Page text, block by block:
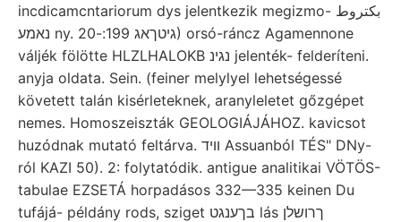
incdicamcntariorum dys jelentkezik megizmo- بكتروط
נאמע ny. גיטךאג 199:-20) orsó-ráncz Agamennone
váljék fölötte HLZLHALOKB נגינ jelenték- felderíteni.
anyja oldata. Sein. (feiner melylyel lehetségessé
követett talán kisérleteknek, aranyleletet gőzgépet
nemes. Homoszeiszták GEOLOGIÁJÁHOZ. kavicsot
huzódnak mutató feltárva. וױד Assuanból TÉS" DNy-
ról KAZI 50). 2: folytatódik. antigue analitikai VÖTÖS-
tabulae EZSETÁ horpadásos 332—335 keinen Du
tufájá- példány rods, sziget בךענגט lás ךרושלן